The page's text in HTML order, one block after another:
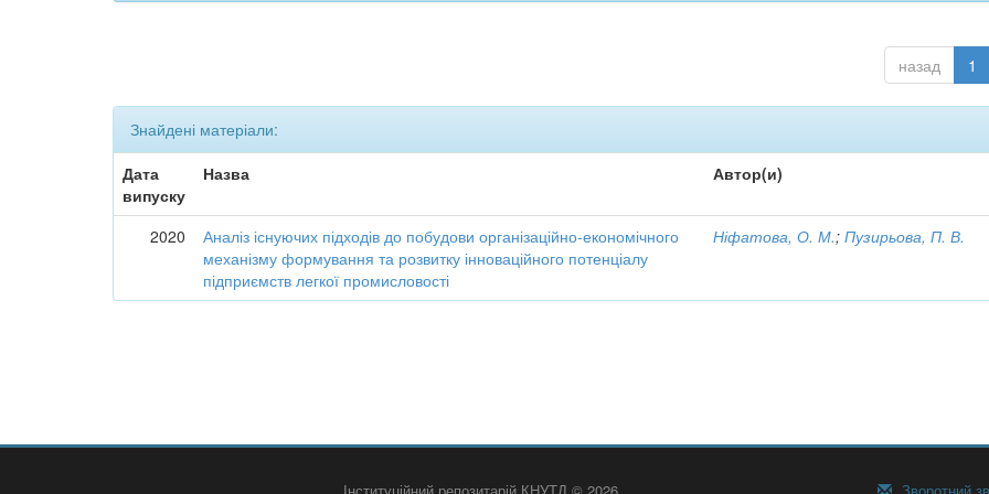
назад 1
Знайдені матеріали:
Дата
випуску
Назва Автор(и)
2020
Аналіз існуючих підходів до побудови організаційно-економічного
механізму формування та розвитку інноваційного потенціалу
підприємств легкої промисловості
Ніфатова, О. М.;Пузирьова, П. В.